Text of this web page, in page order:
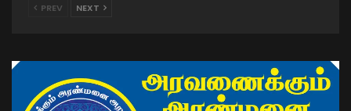
PREV NEXT